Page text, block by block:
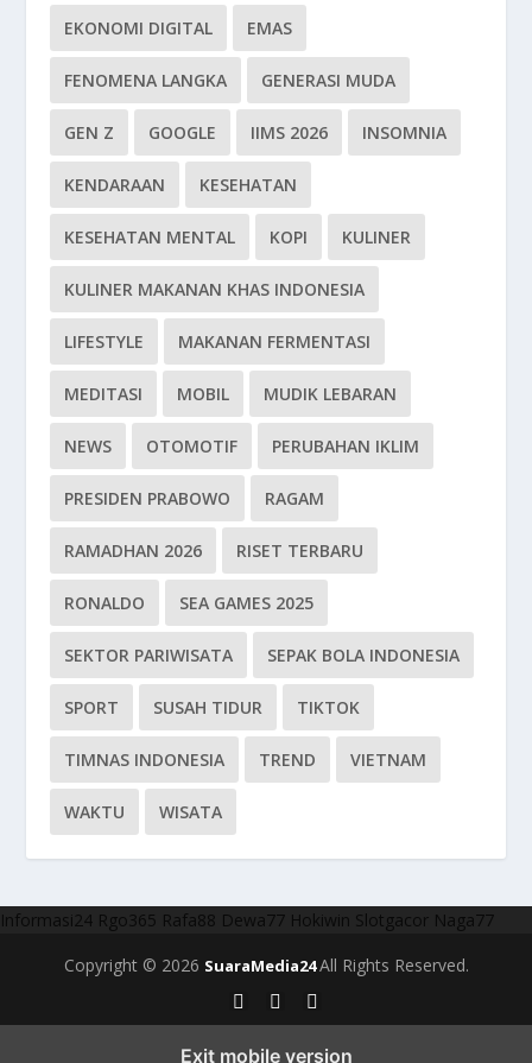
EKONOMI DIGITAL EMAS
FENOMENA LANGKA GENERASI MUDA
GEN Z GOOGLE IIMS 2026 INSOMNIA
KENDARAAN KESEHATAN
KESEHATAN MENTAL KOPI KULINER
KULINER MAKANAN KHAS INDONESIA
LIFESTYLE MAKANAN FERMENTASI
MEDITASI MOBIL MUDIK LEBARAN
NEWS OTOMOTIF PERUBAHAN IKLIM
PRESIDEN PRABOWO RAGAM
RAMADHAN 2026 RISET TERBARU
RONALDO SEA GAMES 2025
SEKTOR PARIWISATA SEPAK BOLA INDONESIA
SPORT SUSAH TIDUR TIKTOK
TIMNAS INDONESIA TREND VIETNAM
WAKTU WISATA
Informasi24 Rgo365 Rafa88 Dewa77 Hokiwin Slotgacor Naga77
Copyright © 2026 SuaraMedia24All Rights Reserved.
Exit mobile version